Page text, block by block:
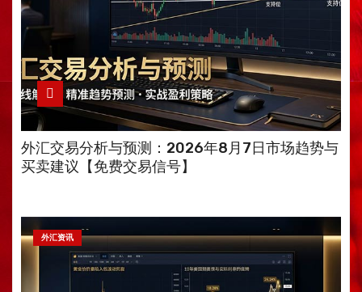
外汇交易分析与预测：2026年8月7日市场趋势与
买卖建议【免费交易信号】
外汇资讯